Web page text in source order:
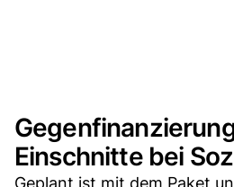
Einschnitte bei
Geplant ist mit dem Paket